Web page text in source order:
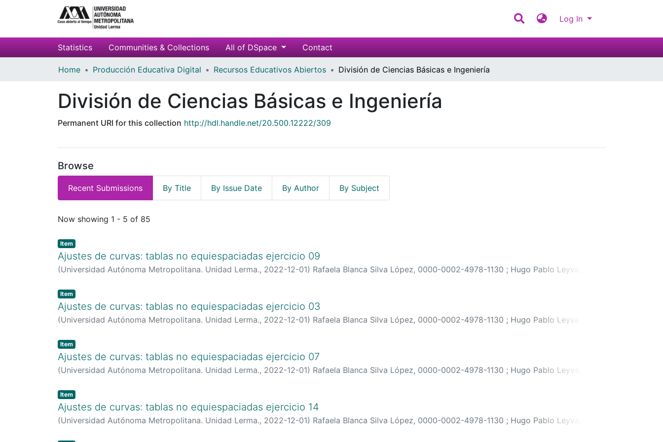
Log In
Statistics Communities & Collections All of DSpace Contact
Home Producción Educativa Digital Recursos Educativos Abiertos División de Ciencias Básicas e Ingeniería
División de Ciencias Básicas e Ingeniería
Permanent URI for this collection http://hdl.handle.net/20.500.12222/309
Browse
Recent Submissions By Title By Issue Date By Author By Subject
Recent Submissions
Now showing 1 - 5 of 85
Item
Ajustes de curvas: tablas no equiespaciadas ejercicio 09
(Universidad Autónoma Metropolitana. Unidad Lerma., 2022-12-01) Rafaela Blanca Silva López, 0000-0002-4978-1130 ; Hugo Pablo Leyva,
Item
Ajustes de curvas: tablas no equiespaciadas ejercicio 03
(Universidad Autónoma Metropolitana. Unidad Lerma., 2022-12-01) Rafaela Blanca Silva López, 0000-0002-4978-1130 ; Hugo Pablo Leyva,
Item
Ajustes de curvas: tablas no equiespaciadas ejercicio 07
(Universidad Autónoma Metropolitana. Unidad Lerma., 2022-12-01) Rafaela Blanca Silva López, 0000-0002-4978-1130 ; Hugo Pablo Leyva,
Item
Ajustes de curvas: tablas no equiespaciadas ejercicio 14
(Universidad Autónoma Metropolitana. Unidad Lerma., 2022-12-01) Rafaela Blanca Silva López, 0000-0002-4978-1130 ; Hugo Pablo Leyva,